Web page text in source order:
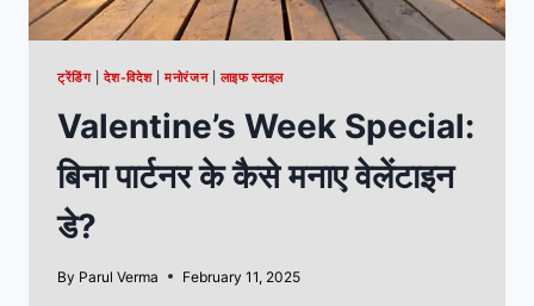
ट्रेंडिंग|देश-विदेश|मनोरंजन|लाइफ स्टाइल
Valentine’s Week Special:
बिना पार्टनर के कैसे मनाए वेलेंटाइन
डे?
By Parul Verma February 11, 2025